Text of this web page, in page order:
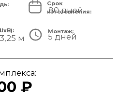
80 дней